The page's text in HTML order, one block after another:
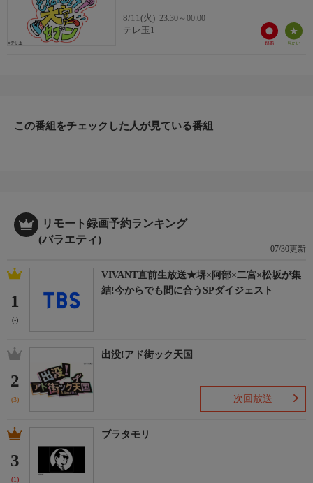
8/11(火) 23:30～00:00
テレ玉1
この番組をチェックした人が見ている番組
リモート録画予約ランキング
(バラエティ)
07/30更新
1
(-)
VIVANT直前生放送★堺×阿部×二宮×松坂が集
結!今からでも間に合うSPダイジェスト
2
(3)
出没!アド街ック天国
次回放送
3
(1)
ブラタモリ